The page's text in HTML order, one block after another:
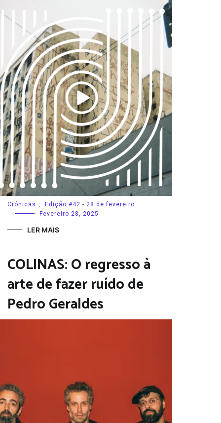
Crónicas ,
Edição #42 - 28 de fevereiro
Fevereiro 28, 2025
LER MAIS
COLINAS: O regresso à
arte de fazer ruído de
Pedro Geraldes